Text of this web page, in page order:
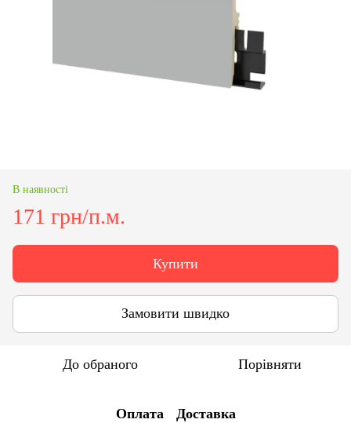
В наявності
171 грн/п.м.
Купити
Замовити швидко
До обраного Порівняти
Оплата Доставка